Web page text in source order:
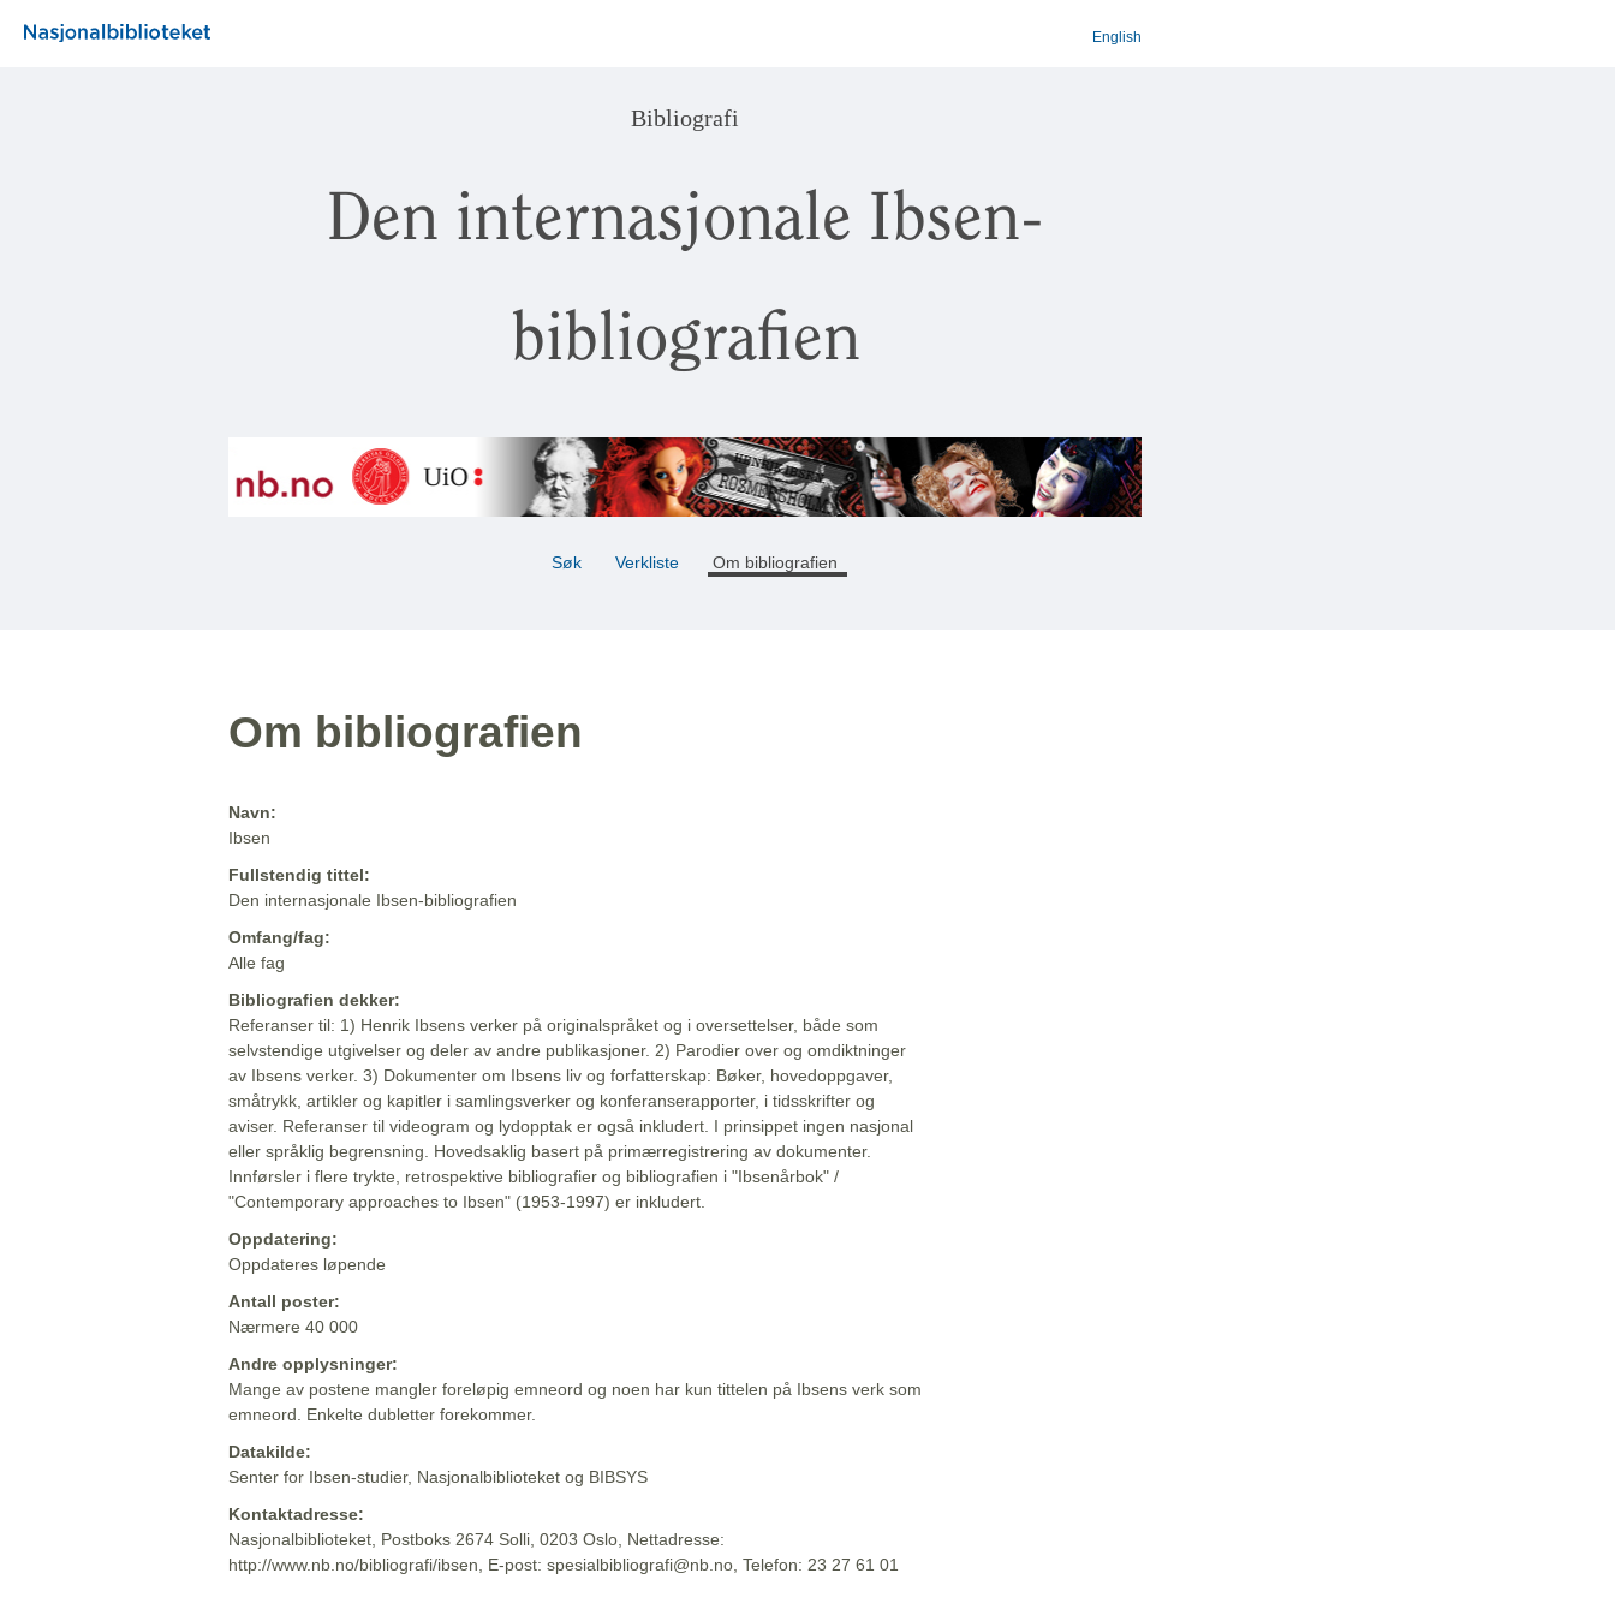
English
Bibliografi
Den internasjonale Ibsen-
bibliografien
Søk Verkliste Om bibliografien
Om bibliografien
Navn:
Ibsen
Fullstendig tittel:
Den internasjonale Ibsen-bibliografien
Omfang/fag:
Alle fag
Bibliografien dekker:
Referanser til: 1) Henrik Ibsens verker på originalspråket og i oversettelser, både som
selvstendige utgivelser og deler av andre publikasjoner. 2) Parodier over og omdiktninger
av Ibsens verker. 3) Dokumenter om Ibsens liv og forfatterskap: Bøker, hovedoppgaver,
småtrykk, artikler og kapitler i samlingsverker og konferanserapporter, i tidsskrifter og
aviser. Referanser til videogram og lydopptak er også inkludert. I prinsippet ingen nasjonal
eller språklig begrensning. Hovedsaklig basert på primærregistrering av dokumenter.
Innførsler i flere trykte, retrospektive bibliografier og bibliografien i "Ibsenårbok" /
"Contemporary approaches to Ibsen" (1953-1997) er inkludert.
Oppdatering:
Oppdateres løpende
Antall poster:
Nærmere 40 000
Andre opplysninger:
Mange av postene mangler foreløpig emneord og noen har kun tittelen på Ibsens verk som
emneord. Enkelte dubletter forekommer.
Datakilde:
Senter for Ibsen-studier, Nasjonalbiblioteket og BIBSYS
Kontaktadresse:
Nasjonalbiblioteket, Postboks 2674 Solli, 0203 Oslo, Nettadresse:
http://www.nb.no/bibliografi/ibsen, E-post: spesialbibliografi@nb.no, Telefon: 23 27 61 01